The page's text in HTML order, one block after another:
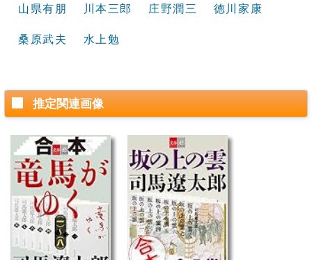
山県有朋 川本三郎 庄野潤三 徳川家康
桑原武夫 水上勉
推定関連画像